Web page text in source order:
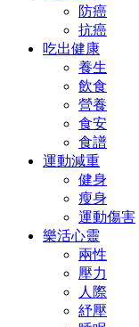
防癌
抗癌
吃出健康
養生
飲食
營養
食安
食譜
運動減重
健身
瘦身
運動傷害
樂活心靈
兩性
壓力
人際
紓壓